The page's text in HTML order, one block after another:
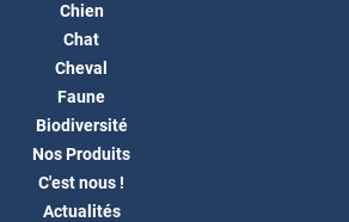
Chien
Chat
Cheval
Faune
Biodiversité
Nos Produits
C'est nous !
Actualités